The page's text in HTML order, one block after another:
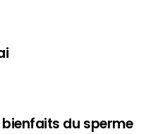
bienfaits du sperme